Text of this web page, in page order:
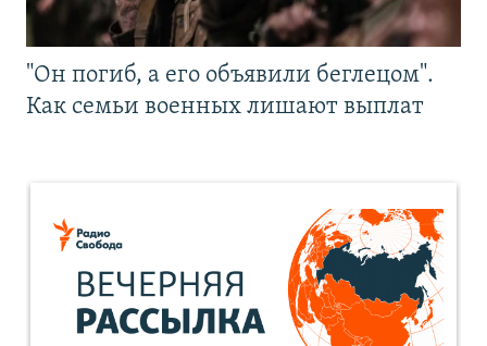
"Он погиб, а его объявили беглецом".
Как семьи военных лишают выплат